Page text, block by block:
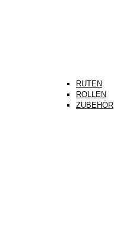
RUTEN
ROLLEN
ZUBEHÖR